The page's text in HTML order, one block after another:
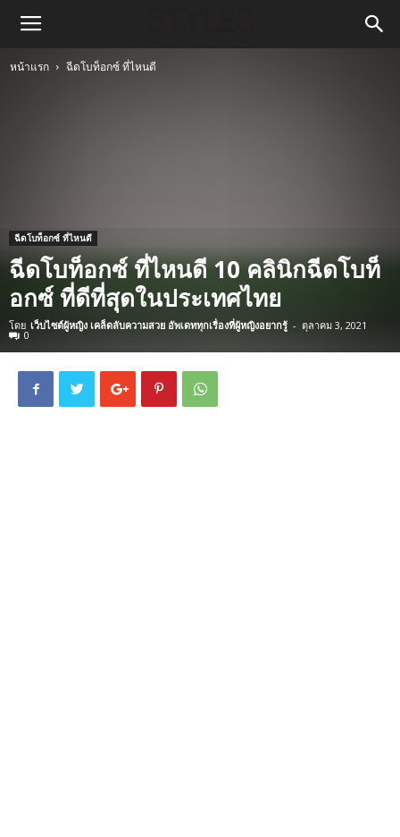
หน้าแรก ฉีดโบท็อกซ์ ที่ไหนดี
ฉีดโบท็อกซ์ ที่ไหนดี
ฉีดโบท็อกซ์ ที่ไหนดี 10 คลินิกฉีดโบท็
อกซ์ ที่ดีที่สุดในประเทศไทย
โดย เว็บไซต์ผู้หญิง เคล็ดลับความสวย อัพเดททุกเรื่องที่ผู้หญิงอยากรู้ - ตุลาคม 3, 2021
0